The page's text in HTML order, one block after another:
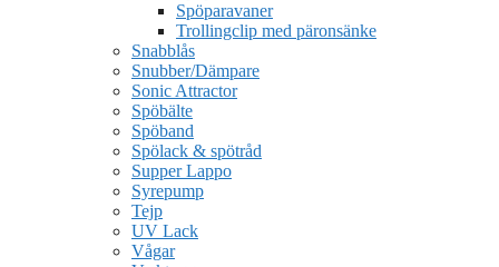
Spöparavaner
Trollingclip med päronsänke
Snabblås
Snubber/Dämpare
Sonic Attractor
Spöbälte
Spöband
Spölack & spötråd
Supper Lappo
Syrepump
Tejp
UV Lack
Vågar